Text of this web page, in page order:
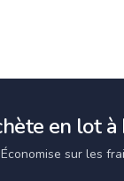
en lot à
Économise sur les